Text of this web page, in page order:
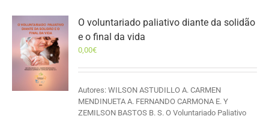
O voluntariado paliativo diante da solidão
e o final da vida
0,00€
Autores: WILSON ASTUDILLO A. CARMEN
MENDINUETA A. FERNANDO CARMONA E. Y
ZEMILSON BASTOS B. S. O Voluntariado Paliativo